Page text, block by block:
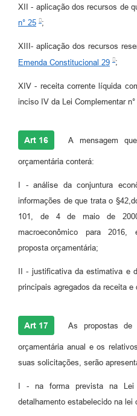
XII - aplicação dos recursos de
n° 25
;
XIII- aplicação dos recursos
Emenda Constitucional 29
;
XIV - receita corrente líquida
inciso IV da Lei Complementar n°
Art 16 A mensagem
orçamentária conterá:
I - análise da conjuntura
informações de que trata o
101, de 4 de maio de
macroeconômico para
proposta orçamentária;
II - justificativa da estimativa e
principais agregados da receita e
Art 17 As propostas de
orçamentária anual e os
suas solicitações, serão
I - na forma prevista na Lei
detalhamento estabelecido na lei